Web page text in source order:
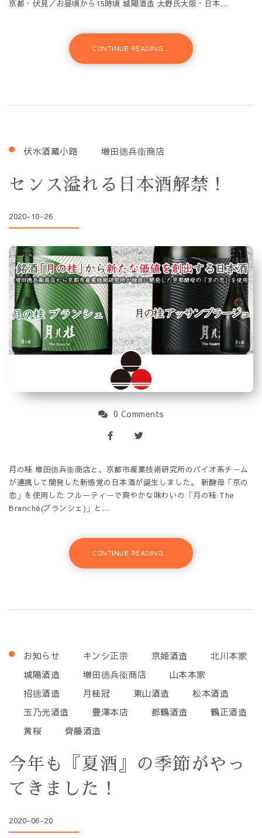
京都・伏見／お昼頃から15時頃 城陽酒造 大野氏大阪・日本…
CONTINUE READING...
伏水酒蔵小路 増田德兵衞商店
センス溢れる日本酒解禁！
2020-10-26
0 Comments
月の桂 増田德兵衞商店と、京都市産業技術研究所のバイオ系チーム
が連携して開発した新感覚の日本酒が誕生しました。 新酵母「京の
恋」を使用した フルーティーで爽やかな味わいの「月の桂 The
Branché(ブランシェ)」と…
CONTINUE READING...
お知らせ キンシ正宗 京姫酒造
北川本家
城陽酒造
増田德兵衞商店
山本本家
招德酒造
月桂冠 東山酒造
松本酒造
玉乃光酒造
豊澤本店 都鶴酒造
鶴正酒造
黄桜
齊藤酒造
今年も『夏酒』の季節がやっ
てきました！
2020-06-20